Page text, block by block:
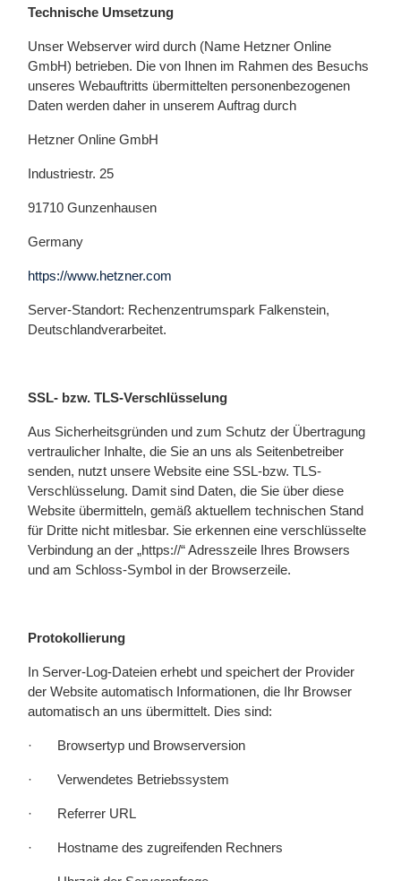
Technische Umsetzung
Unser Webserver wird durch (Name Hetzner Online
GmbH) betrieben. Die von Ihnen im Rahmen des Besuchs
unseres Webauftritts übermittelten personenbezogenen
Daten werden daher in unserem Auftrag durch
Hetzner Online GmbH
Industriestr. 25
91710 Gunzenhausen
Germany
https://www.hetzner.com
Server-Standort: Rechenzentrumspark Falkenstein,
Deutschlandverarbeitet.
SSL- bzw. TLS-Verschlüsselung
Aus Sicherheitsgründen und zum Schutz der Übertragung
vertraulicher Inhalte, die Sie an uns als Seitenbetreiber
senden, nutzt unsere Website eine SSL-bzw. TLS-
Verschlüsselung. Damit sind Daten, die Sie über diese
Website übermitteln, gemäß aktuellem technischen Stand
für Dritte nicht mitlesbar. Sie erkennen eine verschlüsselte
Verbindung an der „https://“ Adresszeile Ihres Browsers
und am Schloss-Symbol in der Browserzeile.
Protokollierung
In Server-Log-Dateien erhebt und speichert der Provider
der Website automatisch Informationen, die Ihr Browser
automatisch an uns übermittelt. Dies sind:
· Browsertyp und Browserversion
· Verwendetes Betriebssystem
· Referrer URL
· Hostname des zugreifenden Rechners